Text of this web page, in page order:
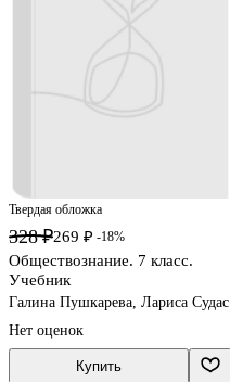
Твердая обложка
328 ₽269 ₽ -18%
Обществознание. 7 класс.
Учебник
Галина Пушкарева, Лариса Судас
Нет оценок
Купить